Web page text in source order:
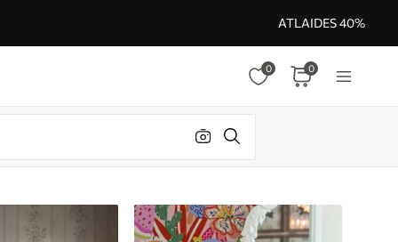
ATLAIDES 40%
0 0